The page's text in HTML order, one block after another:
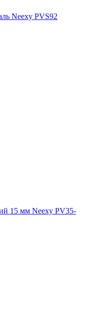
Neexy PVS92
15 мм Neexy PV35-